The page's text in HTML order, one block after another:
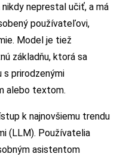
neprestal učiť, a má
používateľovi,
Model je tiež
základňu, ktorá sa
s prirodzenými
alebo textom.
k najnovšiemu trendu
(LLM). Používatelia
asistentom